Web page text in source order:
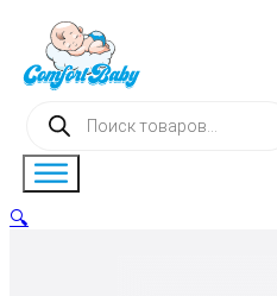
Поиск
товаров
🔍